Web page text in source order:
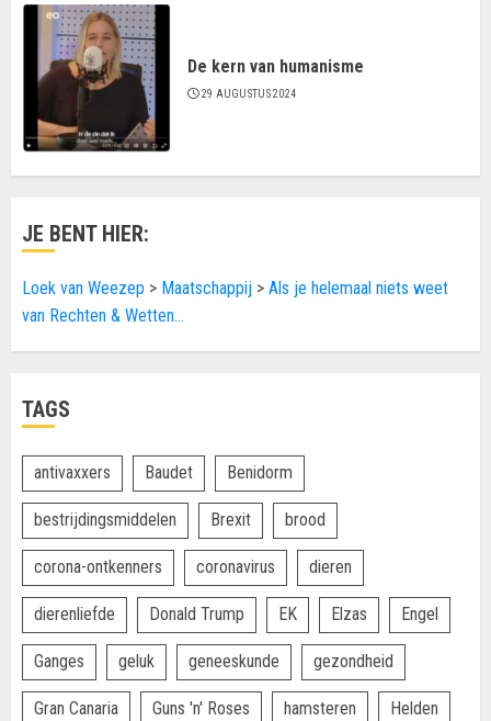
De kern van humanisme
29 AUGUSTUS 2024
JE BENT HIER:
Loek van Weezep > Maatschappij > Als je helemaal niets weet
van Rechten & Wetten…
TAGS
antivaxxers Baudet Benidorm
bestrijdingsmiddelen Brexit brood
corona-ontkenners coronavirus dieren
dierenliefde Donald Trump EK Elzas Engel
Ganges geluk geneeskunde gezondheid
Gran Canaria Guns 'n' Roses hamsteren Helden